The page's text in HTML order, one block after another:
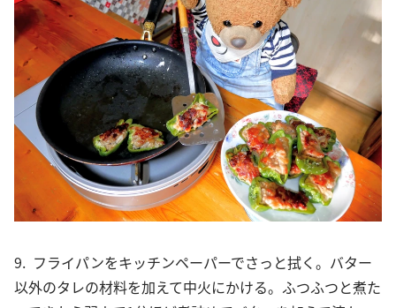
9. フライパンをキッチンペーパーでさっと拭く。バター
以外のタレの材料を加えて中火にかける。ふつふつと煮た